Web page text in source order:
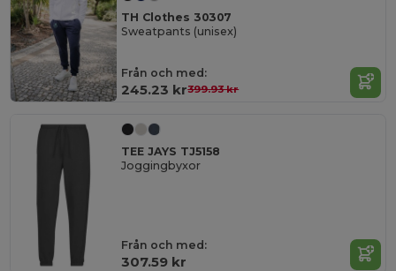
TH Clothes 30307
Sweatpants (unisex)
Från och med:
245.23 kr399.93 kr
TEE JAYS TJ5158
Joggingbyxor
Från och med:
307.59 kr